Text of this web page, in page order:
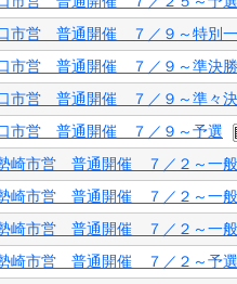
市営 普通開催 ７／９～特別
市営 普通開催 ７／９～準決
市営 普通開催 ７／９～準々
市営 普通開催 ７／９～予選
崎市営 普通開催 ７／２～一
崎市営 普通開催 ７／２～一
崎市営 普通開催 ７／２～一
崎市営 普通開催 ７／２～予選